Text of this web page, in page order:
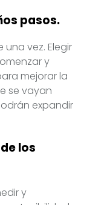
pasos.
vez. Elegir
y
mejorar la
se vayan
expandir
los
y